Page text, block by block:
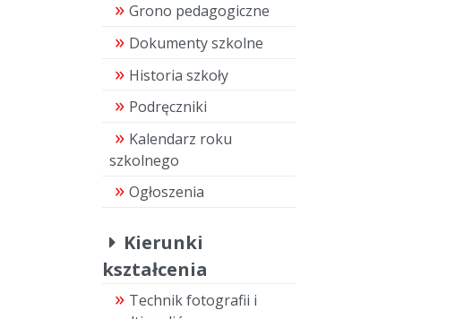
Grono pedagogiczne
Dokumenty szkolne
Historia szkoły
Podręczniki
Kalendarz roku
szkolnego
Ogłoszenia
Kierunki
kształcenia
Technik fotografii i